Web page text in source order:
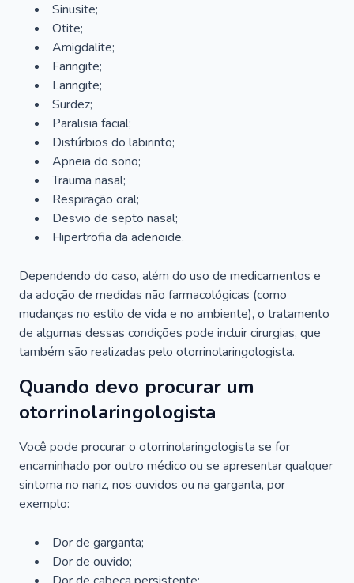
Sinusite;
Otite;
Amigdalite;
Faringite;
Laringite;
Surdez;
Paralisia facial;
Distúrbios do labirinto;
Apneia do sono;
Trauma nasal;
Respiração oral;
Desvio de septo nasal;
Hipertrofia da adenoide.
Dependendo do caso, além do uso de medicamentos e
da adoção de medidas não farmacológicas (como
mudanças no estilo de vida e no ambiente), o tratamento
de algumas dessas condições pode incluir cirurgias, que
também são realizadas pelo otorrinolaringologista.
Quando devo procurar um
otorrinolaringologista
Você pode procurar o otorrinolaringologista se for
encaminhado por outro médico ou se apresentar qualquer
sintoma no nariz, nos ouvidos ou na garganta, por
exemplo:
Dor de garganta;
Dor de ouvido;